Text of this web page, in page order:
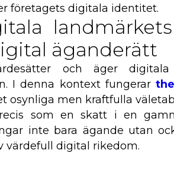
företagets digitala identitet.
äganderätt
och äger
I denna kontext fungerar
osynliga men kraftfulla
som en skatt i en
inte bara ägande utan
värdefull digital rikedom.